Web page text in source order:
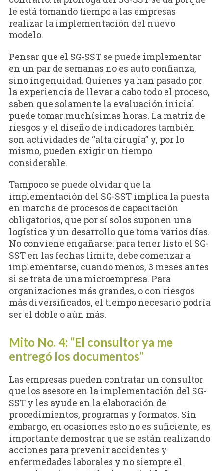
le está tomando tiempo a las empresas
realizar la implementación del nuevo
modelo.
Pensar que el SG-SST se puede implementar
en un par de semanas no es auto confianza,
sino ingenuidad. Quienes ya han pasado por
la experiencia de llevar a cabo todo el proceso,
saben que solamente la evaluación inicial
puede tomar muchísimas horas. La matriz de
riesgos y el diseño de indicadores también
son actividades de “alta cirugía” y, por lo
mismo, pueden exigir un tiempo
considerable.
Tampoco se puede olvidar que la
implementación del SG-SST implica la puesta
en marcha de procesos de capacitación
obligatorios, que por sí solos suponen una
logística y un desarrollo que toma varios días.
No conviene engañarse: para tener listo el SG-
SST en las fechas límite, debe comenzar a
implementarse, cuando menos, 3 meses antes
si se trata de una microempresa. Para
organizaciones más grandes, o con riesgos
más diversificados, el tiempo necesario podría
ser el doble o aún más.
Mito No. 4: “El consultor ya me
entregó los documentos”
Las empresas pueden contratar un consultor
que los asesore en la implementación del SG-
SST y les ayude en la elaboración de
procedimientos, programas y formatos. Sin
embargo, en ocasiones esto no es suficiente, es
importante demostrar que se están realizando
acciones para prevenir accidentes y
enfermedades laborales y no siempre el